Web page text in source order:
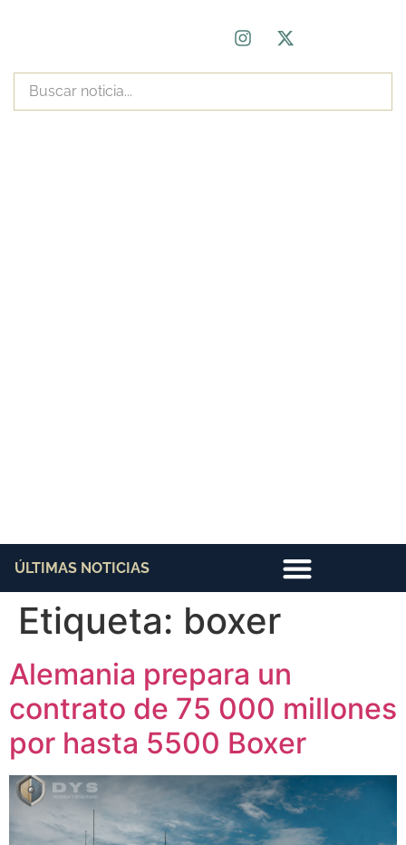
ÚLTIMAS NOTICIAS
Etiqueta: boxer
Alemania prepara un
contrato de 75 000 millones
por hasta 5500 Boxer